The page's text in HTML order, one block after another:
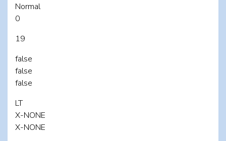
Normal
0
19
false
false
false
LT
X-NONE
X-NONE